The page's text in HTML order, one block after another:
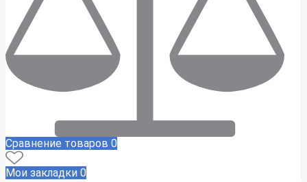
Сравнение товаров 0
Мои закладки 0